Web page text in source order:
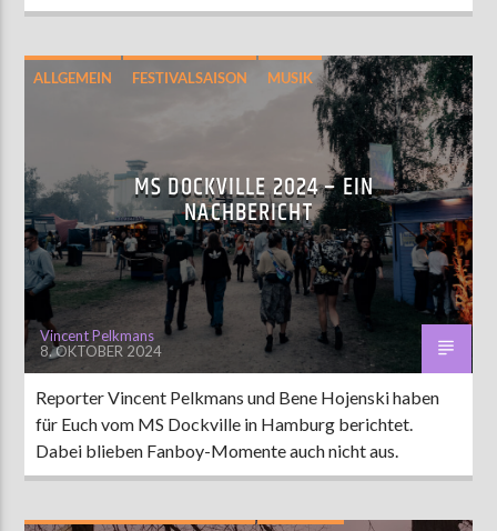
ALLGEMEIN FESTIVALSAISON MUSIK
MS DOCKVILLE 2024 – EIN
NACHBERICHT
Vincent Pelkmans
8. OKTOBER 2024
Reporter Vincent Pelkmans und Bene Hojenski haben
für Euch vom MS Dockville in Hamburg berichtet.
Dabei blieben Fanboy-Momente auch nicht aus.